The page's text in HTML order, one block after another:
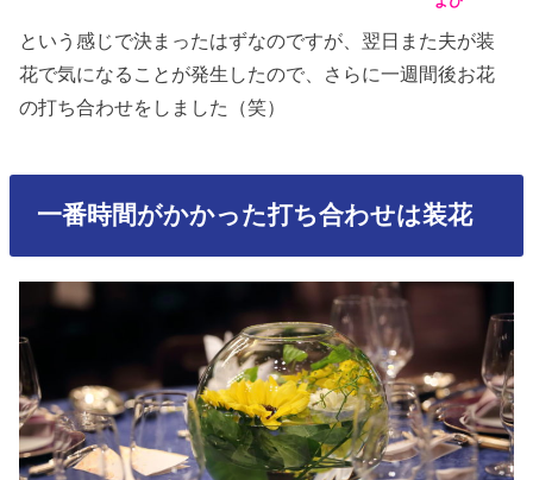
という感じで決まったはずなのですが、翌日また夫が装
花で気になることが発生したので、さらに一週間後お花
の打ち合わせをしました（笑）
一番時間がかかった打ち合わせは装花